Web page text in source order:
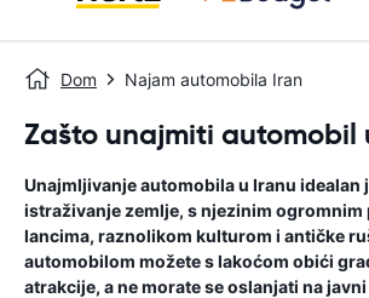
Dom Najam automobila Iran
Zašto unajmiti automobil
Unajmljivanje automobila u Iranu idealan
istraživanje zemlje, s njezinim ogromnim
lancima, raznolikom kulturom i antičke
automobilom možete s lakoćom obići
atrakcije, a ne morate se oslanjati na